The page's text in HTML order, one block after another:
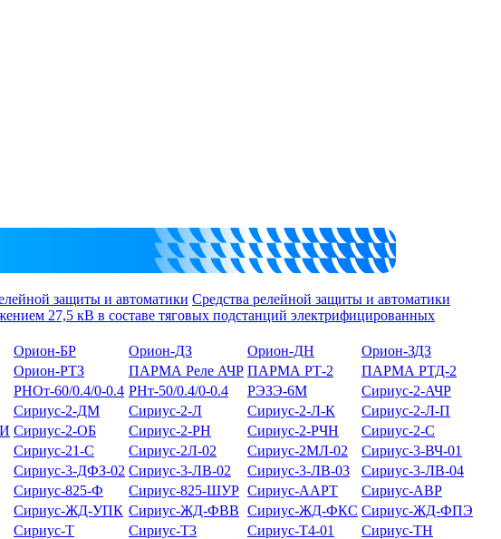
защиты и автоматики Средства релейной защиты и автоматики
27,5 кВ в составе тяговых подстанций электрифицированных
Орион-БР Орион-ДЗ Орион-ДН
Орион-ЗДЗ
Орион-РТЗ ПАРМА Реле АЧР ПАРМА РТ-2
ПАРМА РТД-2
РНОт-60/0.4/0-0.4 РНт-50/0.4/0-0.4 РЭЗЭ-6М
Сириус-2-АЧР
Сириус-2-ДМ Сириус-2-Л Сириус-2-Л-К
Сириус-2-Л-П
Сириус-2-ОБ Сириус-2-РН Сириус-2-РЧН
Сириус-2-С
Сириус-21-С Сириус-2Л-02 Сириус-2МЛ-02
Сириус-3-ВЧ-01
Сириус-3-ДФЗ-02 Сириус-3-ЛВ-02 Сириус-3-ЛВ-03
Сириус-3-ЛВ-04
Сириус-825-Ф Сириус-825-ШУР Сириус-ААРТ
Сириус-АВР
Сириус-ЖД-УПК Сириус-ЖД-ФВВ Сириус-ЖД-ФКС Сириус-ЖД-ФПЭ
Сириус-Т Сириус-Т3 Сириус-Т4-01
Сириус-ТН